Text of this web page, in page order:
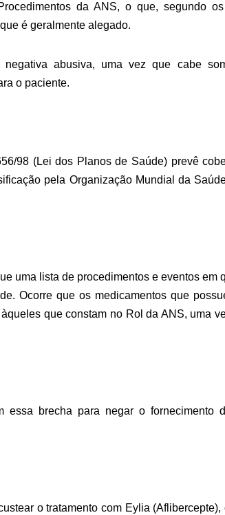
da ANS, o que, segundo
é geralmente alegado.
abusiva, uma vez que cabe
o paciente.
98 (Lei dos Planos de Saúde) prevê
pela Organização Mundial da
uma lista de procedimentos e eventos em
Ocorre que os medicamentos que
que constam no Rol da ANS, uma
essa brecha para negar o fornecimento
o tratamento com Eylia